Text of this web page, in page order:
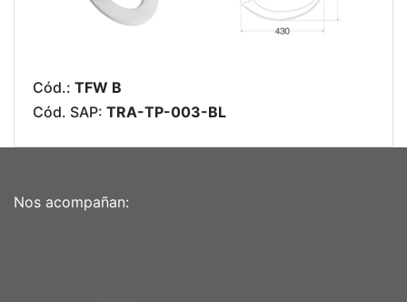
Cód.: TFW B
Cód. SAP: TRA-TP-003-BL
Nos acompañan: